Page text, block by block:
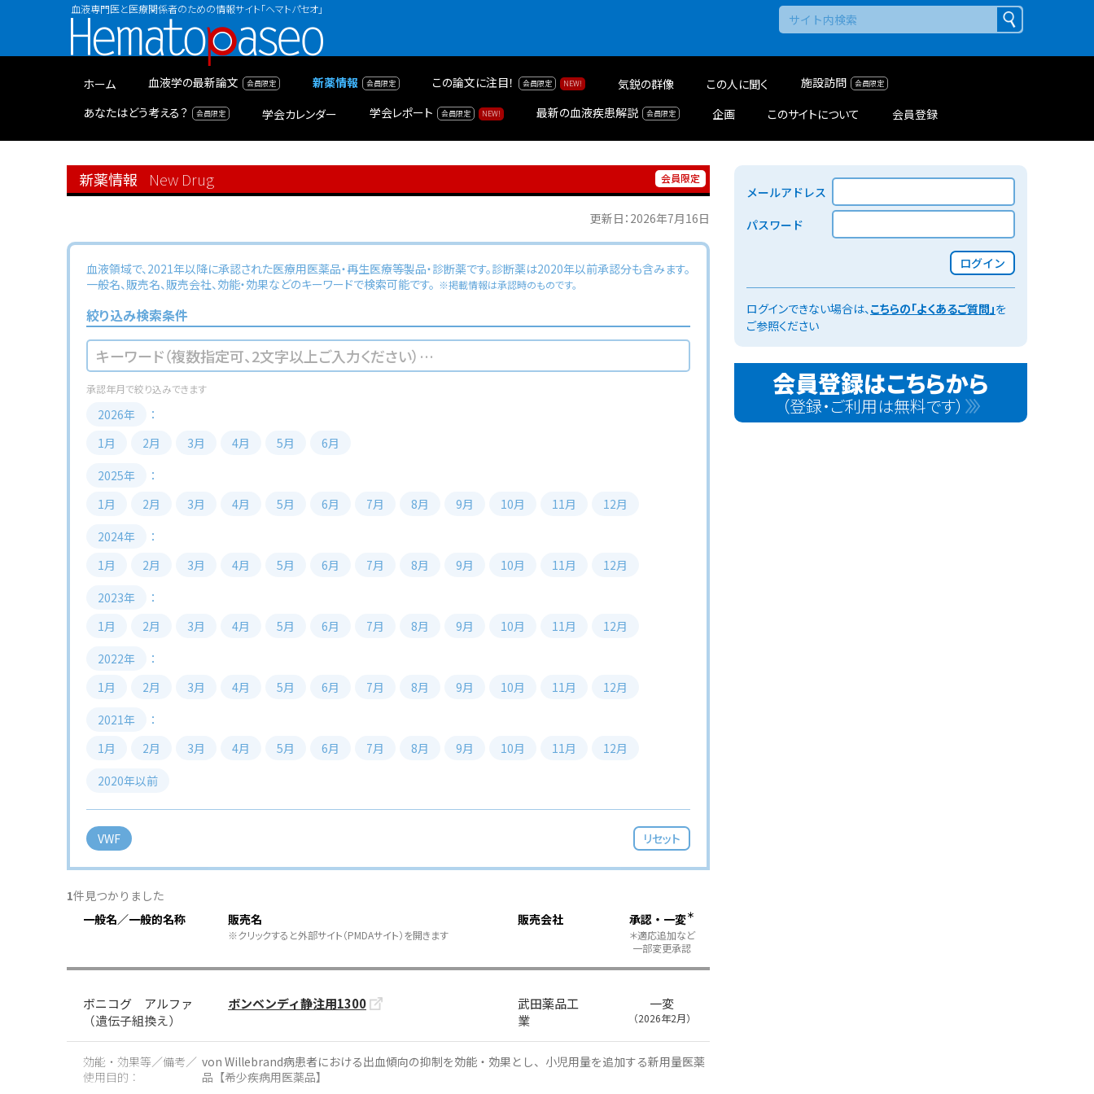
血液専門医と医療関係者のための情報サイト「ヘマトパセオ」
Hematopaseo
ホーム 血液学の最新論文 新薬情報 この論文に注目！ 気鋭の群像 この人に聞く
施設訪問
あなたはどう考える？
学会カレンダー 学会レポート 最新の血液疾患解説 企画 このサイトについて 会員登録
新薬情報 New Drug
更新日：2026年7月16日
血液領域で、2021年以降に承認された医療用医薬品・再生医療等製品・診断薬です。診断薬は2020年以前承認分も含みます。
一般名、販売名、販売会社、効能・効果などのキーワードで検索可能です。 ※掲載情報は承認時のものです。
絞り込み検索条件
2020年以前
2021年
1月
2月 3月 4月 5月 6月 7月 8月 9月 10月 11月 12月
2022年
1月
2月 3月 4月 5月 6月 7月 8月 9月 10月 11月 12月
2023年
1月
2月 3月 4月 5月 6月 7月 8月 9月 10月 11月 12月
2024年
1月
2月 3月 4月 5月 6月 7月 8月 9月 10月 11月 12月
2025年
1月
2月 3月 4月 5月 6月 7月 8月 9月 10月 11月 12月
2026年
1月
2月 3月 4月 5月 6月
VWF リセット
1件見つかりました
一般名／一般的名称
販売名 販売会社 承認・一変＊
※クリックすると外部サイト（PMDAサイト）を開きます
＊適応追加など
一部変更承認
ボニコグ アルファ
（遺伝子組換え）
ボンベンディ静注用1300
武田薬品工
業
一変
（2026年2月）
効能・効果等／備考／
使用目的：
von Willebrand病患者における出血傾向の抑制を効能・効果とし、小児用量を追加する新用量医薬
品【希少疾病用医薬品】
メールアドレス
パスワード
ログイン
ログインできない場合は、こちらの「よくあるご質問」を
ご参照ください
会員登録はこちらから
（登録・ご利用は無料です）